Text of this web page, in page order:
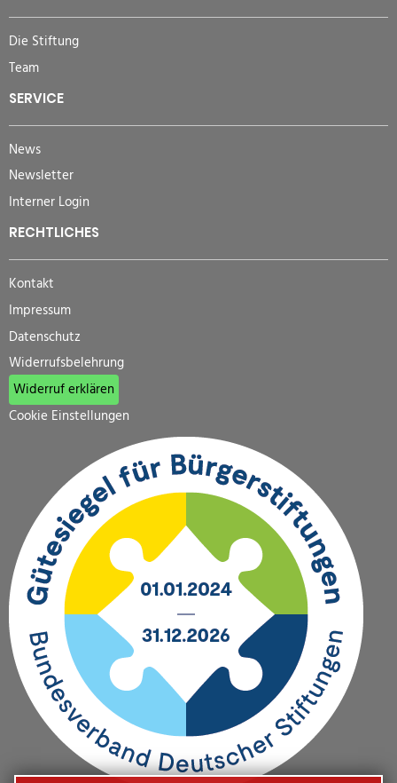
Die Stiftung
Team
SERVICE
News
Newsletter
Interner Login
RECHTLICHES
Kontakt
Impressum
Datenschutz
Widerrufsbelehrung
Widerruf erklären
Cookie Einstellungen